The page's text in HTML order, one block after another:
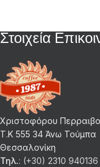
Στοιχεία
Χριστοφόρου
Τ.Κ 555 34 Άνω Τούμπα
Θεσσαλονίκη
Τηλ.: (+30) 2310 940136